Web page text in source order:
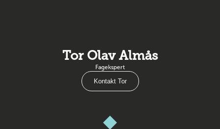
Tor Olav Almås
Fagekspert
Kontakt Tor